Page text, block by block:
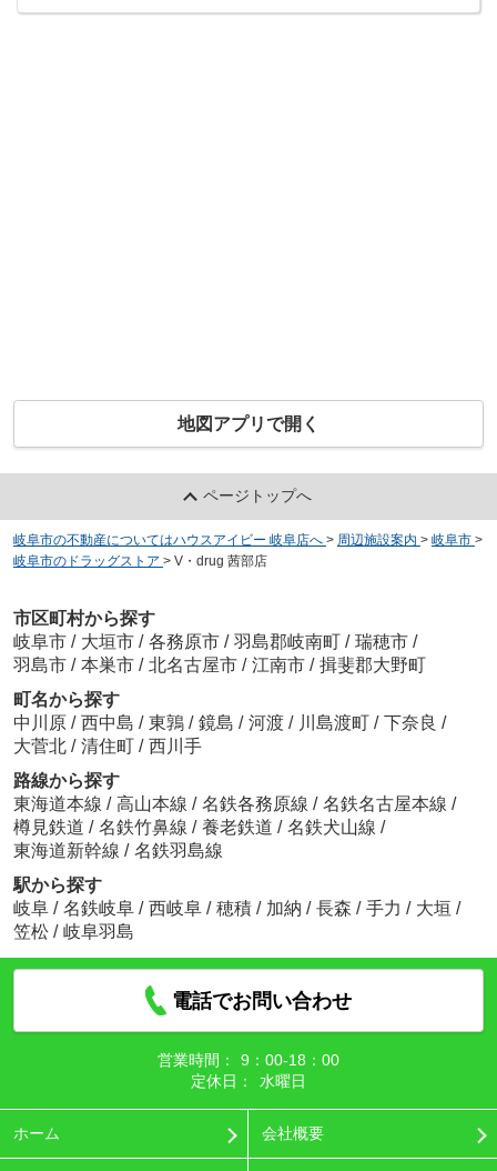
地図アプリで開く
ページトップへ
岐阜市の不動産についてはハウスアイビー 岐阜店へ > 周辺施設案内 > 岐阜市 >
岐阜市のドラッグストア > V・drug 茜部店
市区町村から探す
岐阜市 / 大垣市 / 各務原市 / 羽島郡岐南町 / 瑞穂市 /
羽島市 / 本巣市 / 北名古屋市 / 江南市 / 揖斐郡大野町
町名から探す
中川原 / 西中島 / 東鶉 / 鏡島 / 河渡 / 川島渡町 / 下奈良 /
大菅北 / 清住町 / 西川手
路線から探す
東海道本線 / 高山本線 / 名鉄各務原線 / 名鉄名古屋本線 /
樽見鉄道 / 名鉄竹鼻線 / 養老鉄道 / 名鉄犬山線 /
東海道新幹線 / 名鉄羽島線
駅から探す
岐阜 / 名鉄岐阜 / 西岐阜 / 穂積 / 加納 / 長森 / 手力 / 大垣 /
笠松 / 岐阜羽島
電話でお問い合わせ
営業時間：
9：00‐18：00
定休日：
水曜日
ホーム 会社概要